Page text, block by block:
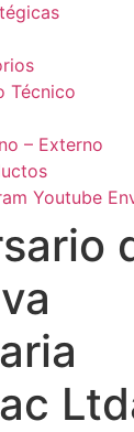
Técnico
– Externo
Youtube